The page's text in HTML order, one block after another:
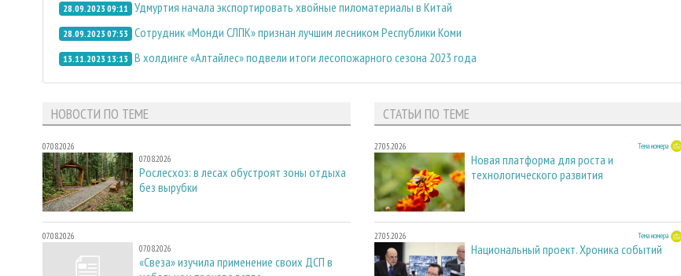
28.09.2023 09:11 Удмуртия начала экспортировать хвойные пиломатериалы в Китай
28.09.2023 07:53 Сотрудник «Монди СЛПК» признан лучшим лесником Республики Коми
13.11.2023 13:13 В холдинге «Алтайлес» подвели итоги лесопожарного сезона 2023 года
НОВОСТИ ПО ТЕМЕ
07.08.2026
07.08.2026
Рослесхоз: в лесах обустроят зоны отдыха
без вырубки
07.08.2026
07.08.2026
«Свеза» изучила применение своих ДСП в
СТАТЬИ ПО ТЕМЕ
27.05.2026 Тема номера
Новая платформа для роста и
технологического развития
27.05.2026 Тема номера
Национальный проект. Хроника событий